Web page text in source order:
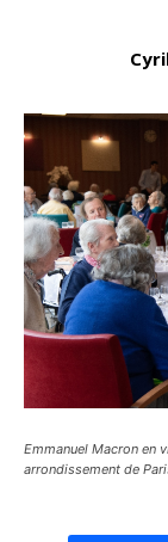
Emmanuel Macron en
arrondissement de